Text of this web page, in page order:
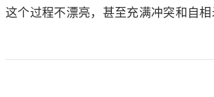
这个过程不漂亮，甚至充满冲突和自